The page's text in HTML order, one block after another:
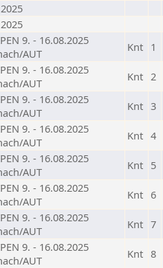
9. - 16.08.2025
AUT
Knt 1
9. - 16.08.2025
AUT
Knt 2
9. - 16.08.2025
AUT
Knt 3
9. - 16.08.2025
AUT
Knt 4
9. - 16.08.2025
AUT
Knt 5
9. - 16.08.2025
AUT
Knt 6
9. - 16.08.2025
AUT
Knt 7
9. - 16.08.2025
AUT
Knt 8